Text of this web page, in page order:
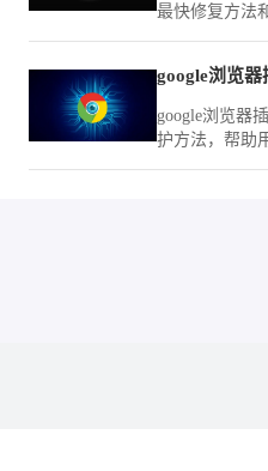
最快修复方法
google浏览
google浏览器
护方法，帮助